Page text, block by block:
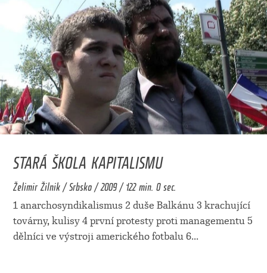
STARÁ ŠKOLA KAPITALISMU
Želimir Žilnik / Srbsko / 2009 / 122 min. 0 sec.
1 anarchosyndikalismus 2 duše Balkánu 3 krachující
továrny, kulisy 4 první protesty proti managementu 5
dělníci ve výstroji amerického fotbalu 6...